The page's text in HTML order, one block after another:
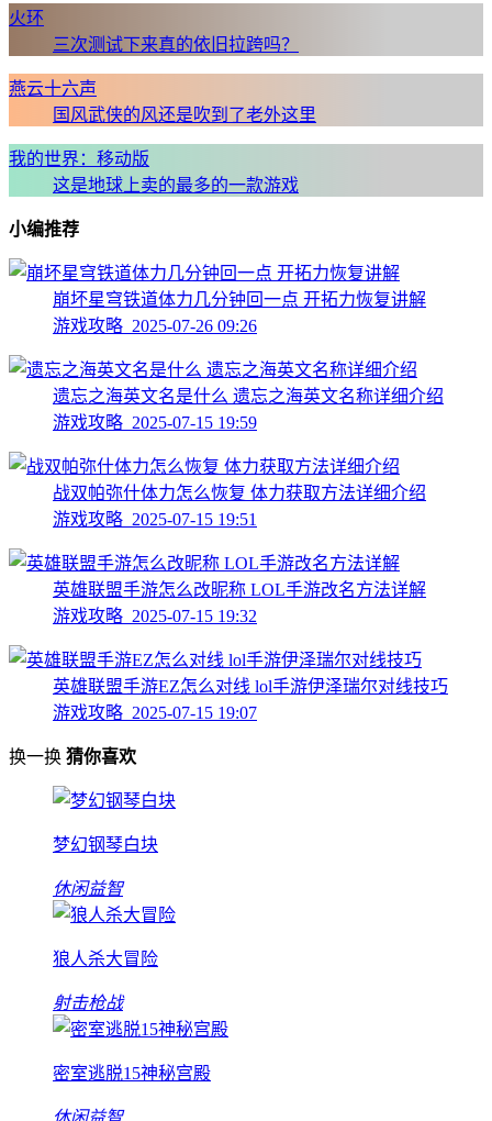
火环
三次测试下来真的依旧拉跨吗？
燕云十六声
国风武侠的风还是吹到了老外这里
我的世界：移动版
这是地球上卖的最多的一款游戏
小编推荐
崩坏星穹铁道体力几分钟回一点 开拓力恢复讲解
游戏攻略 2025-07-26 09:26
遗忘之海英文名是什么 遗忘之海英文名称详细介绍
游戏攻略 2025-07-15 19:59
战双帕弥什体力怎么恢复 体力获取方法详细介绍
游戏攻略 2025-07-15 19:51
英雄联盟手游怎么改昵称 LOL手游改名方法详解
游戏攻略 2025-07-15 19:32
英雄联盟手游EZ怎么对线 lol手游伊泽瑞尔对线技巧
游戏攻略 2025-07-15 19:07
换一换 猜你喜欢
梦幻钢琴白块
休闲益智
狼人杀大冒险
射击枪战
密室逃脱15神秘宫殿
休闲益智